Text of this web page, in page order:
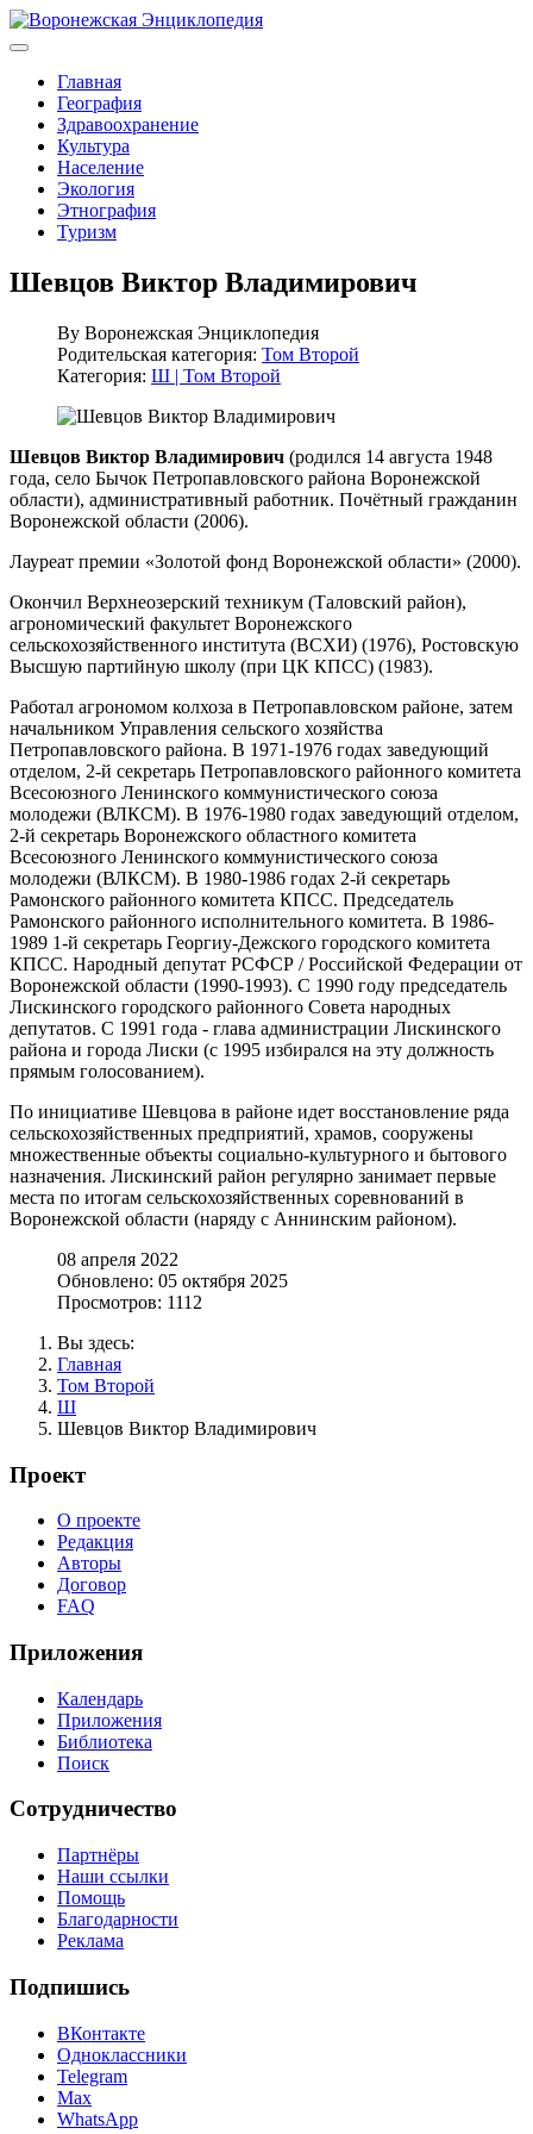
Главная
География
Здравоохранение
Культура
Население
Экология
Этнография
Туризм
Шевцов Виктор Владимирович
By Воронежская Энциклопедия
Родительская категория: Том Второй
Категория: Ш | Том Второй
Шевцов Виктор Владимирович (родился 14 августа 1948
года, село Бычок Петропавловского района Воронежской
области), административный работник. Почётный гражданин
Воронежской области (2006).
Лауреат премии «Золотой фонд Воронежской области» (2000).
Окончил Верхнеозерский техникум (Таловский район),
агрономический факультет Воронежского
сельскохозяйственного института (ВСХИ) (1976), Ростовскую
Высшую партийную школу (при ЦК КПСС) (1983).
Работал агрономом колхоза в Петропавловском районе, затем
начальником Управления сельского хозяйства
Петропавловского района. В 1971-1976 годах заведующий
отделом, 2-й секретарь Петропавловского районного комитета
Всесоюзного Ленинского коммунистического союза
молодежи (ВЛКСМ). В 1976-1980 годах заведующий отделом,
2-й секретарь Воронежского областного комитета
Всесоюзного Ленинского коммунистического союза
молодежи (ВЛКСМ). В 1980-1986 годах 2-й секретарь
Рамонского районного комитета КПСС. Председатель
Рамонского районного исполнительного комитета. В 1986-
1989 1-й секретарь Георгиу-Дежского городского комитета
КПСС. Народный депутат РСФСР / Российской Федерации от
Воронежской области (1990-1993). С 1990 году председатель
Лискинского городского районного Совета народных
депутатов. С 1991 года - глава администрации Лискинского
района и города Лиски (с 1995 избирался на эту должность
прямым голосованием).
По инициативе Шевцова в районе идет восстановление ряда
сельскохозяйственных предприятий, храмов, сооружены
множественные объекты социально-культурного и бытового
назначения. Лискинский район регулярно занимает первые
места по итогам сельскохозяйственных соревнований в
Воронежской области (наряду с Аннинским районом).
08 апреля 2022
Обновлено: 05 октября 2025
Просмотров: 1112
Вы здесь:
Главная
Том Второй
Ш
Шевцов Виктор Владимирович
Проект
О проекте
Редакция
Авторы
Договор
FAQ
Приложения
Календарь
Приложения
Библиотека
Поиск
Сотрудничество
Партнёры
Наши ссылки
Помощь
Благодарности
Реклама
Подпишись
ВКонтакте
Одноклассники
Telegram
Max
WhatsApp